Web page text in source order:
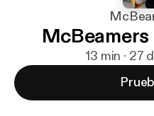
McBeamers
13 min · 27